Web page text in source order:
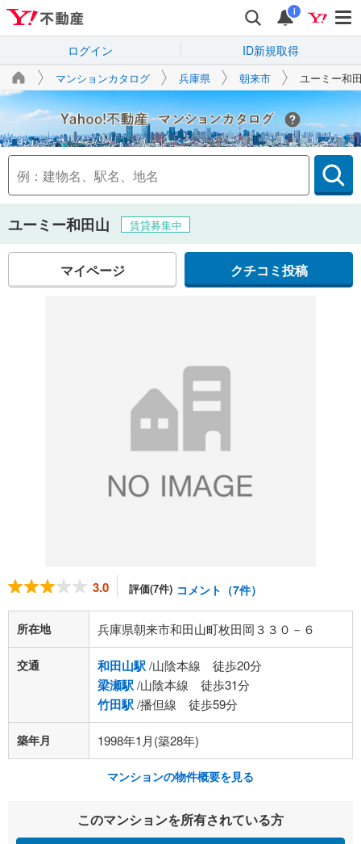
i
ログイン ID新規取得
マンションカタログ 兵庫県 朝来市 ユーミー和
Yahoo!不動産
ユーミー和田山 賃貸募集中
マイページ クチコミ投稿
3.0 評価(7件) コメント（7件）
所在地 兵庫県朝来市和田山町枚田岡３３０－６
交通 和田山駅/山陰本線 徒歩20分
梁瀬駅/山陰本線 徒歩31分
竹田駅/播但線 徒歩59分
築年月 1998年1月(築28年)
マンションの物件概要を見る
このマンションを所有されている方